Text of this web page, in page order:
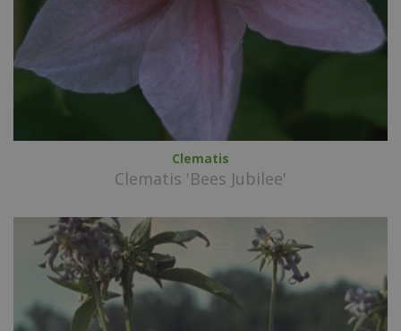
Clematis
Clematis 'Bees Jubilee'